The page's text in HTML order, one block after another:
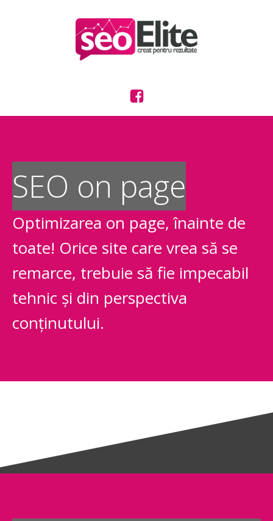
SEO on page
Optimizarea on page, înainte de
toate! Orice site care vrea să se
remarce, trebuie să fie impecabil
tehnic și din perspectiva
conținutului.